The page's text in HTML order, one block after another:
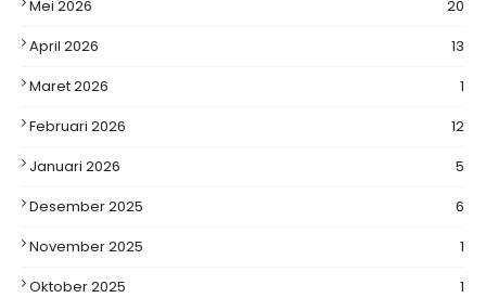
Mei 2026
20
April 2026
13
Maret 2026
1
Februari 2026
12
Januari 2026
5
Desember 2025
6
November 2025
1
Oktober 2025
1